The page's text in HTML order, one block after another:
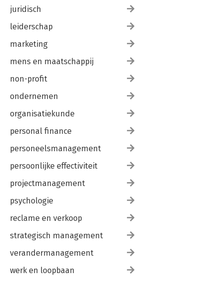
juridisch
leiderschap
marketing
mens en maatschappij
non-profit
ondernemen
organisatiekunde
personal finance
personeelsmanagement
persoonlijke effectiviteit
projectmanagement
psychologie
reclame en verkoop
strategisch management
verandermanagement
werk en loopbaan